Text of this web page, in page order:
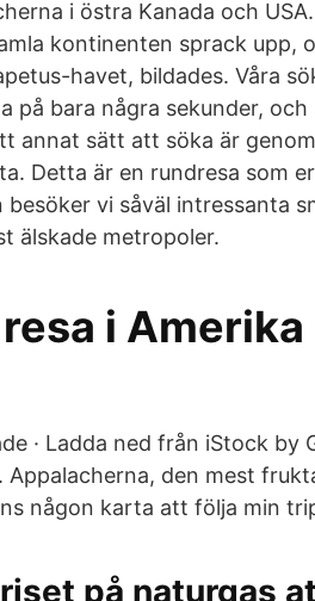
i östra Kanada och
kontinenten sprack upp,
havet, bildades. Våra
på bara några sekunder,
annat sätt att söka är
Detta är en rundresa som
vi såväl intressanta
älskade metropoler.
i Amerika
· Ladda ned från iStock by
den mest
någon karta att följa min
på naturgas